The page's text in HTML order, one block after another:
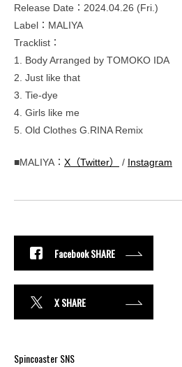
Release Date：2024.04.26 (Fri.)
Label：MALIYA
Tracklist：
1. Body Arranged by TOMOKO IDA
2. Just like that
3. Tie-dye
4. Girls like me
5. Old Clothes G.RINA Remix
■MALIYA： X（Twitter） / Instagram
Facebook SHARE
X SHARE
Spincoaster SNS